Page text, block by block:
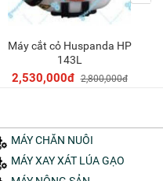
Thêm vào giỏ
Máy cắt cỏ Huspanda HP
143L
2,530,000đ 2,800,000đ
MÁY CHĂN NUÔI
MÁY XAY XÁT LÚA GẠO